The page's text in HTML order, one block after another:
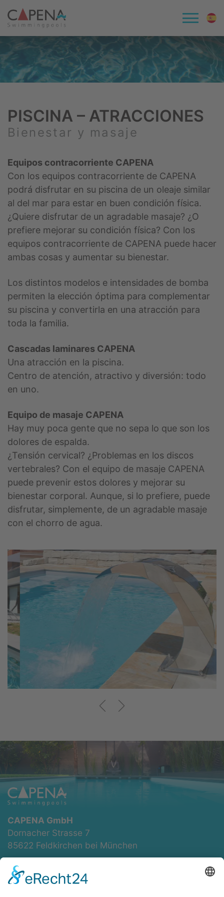
PISCINA – ATRACCIONES
Bienestar y masaje
Equipos contracorriente CAPENA
Con los equipos contracorriente de CAPENA
podrá disfrutar en su piscina de un oleaje similar
al del mar para estar en buen condición física.
¿Quiere disfrutar de un agradable masaje? ¿O
prefiere mejorar su condición física? Con los
equipos contracorriente de CAPENA puede hacer
ambas cosas y aumentar su bienestar.
Los distintos modelos e intensidades de bomba
permiten la elección óptima para complementar
su piscina y convertirla en una atracción para
toda la familia.
Cascadas laminares CAPENA
Una atracción en la piscina.
Centro de atención, atractivo y diversión: todo
en uno.
Equipo de masaje CAPENA
Hay muy poca gente que no sepa lo que son los
dolores de espalda.
¿Tensión cervical? ¿Problemas en los discos
vertebrales? Con el equipo de masaje CAPENA
puede prevenir estos dolores y mejorar su
bienestar corporal. Aunque, si lo prefiere, puede
disfrutar, simplemente, de un agradable masaje
con el chorro de agua.
CAPENA GmbH
Dornacher Strasse 7
85622 Feldkirchen bei München
+49 89 74 90 90 98
info@capena.eu